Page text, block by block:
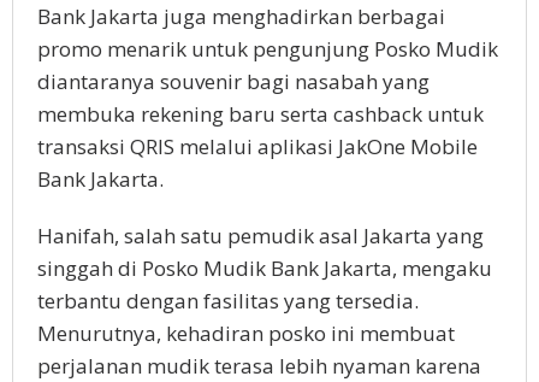
Bank Jakarta juga menghadirkan berbagai
promo menarik untuk pengunjung Posko Mudik
diantaranya souvenir bagi nasabah yang
membuka rekening baru serta cashback untuk
transaksi QRIS melalui aplikasi JakOne Mobile
Bank Jakarta.
Hanifah, salah satu pemudik asal Jakarta yang
singgah di Posko Mudik Bank Jakarta, mengaku
terbantu dengan fasilitas yang tersedia.
Menurutnya, kehadiran posko ini membuat
perjalanan mudik terasa lebih nyaman karena